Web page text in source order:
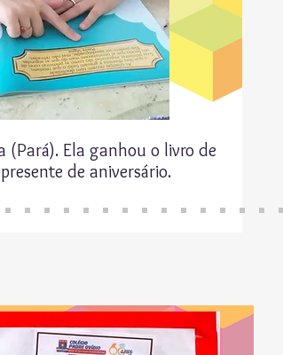
(Pará). Ela ganhou o livro de
de aniversário.